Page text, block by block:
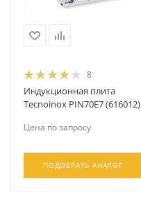
8
Индукционная плита
Tecnoinox PIN70E7 (616012)
Цена по запросу
ПОДОБРАТЬ АНАЛОГ